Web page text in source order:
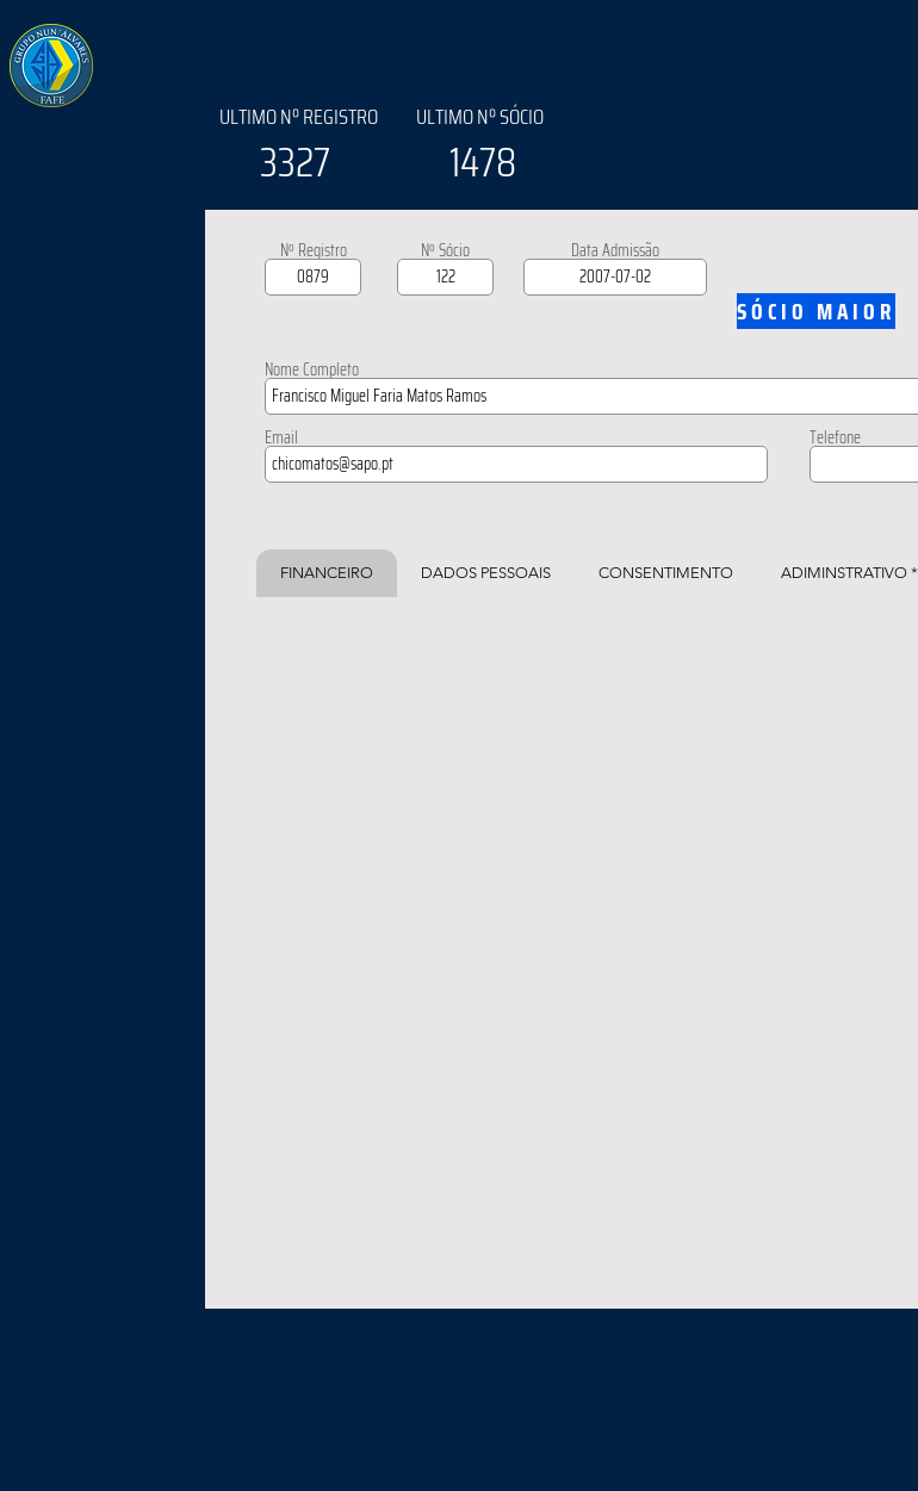
ULTIMO Nº REGISTRO
3327
ULTIMO Nº SÓCIO
1478
Nº Registro Nº Sócio Data Admissão
SÓCIO MAIOR
Nome Completo
Email Telefone
FINANCEIRO DADOS PESSOAIS CONSENTIMENTO ADIMINSTRATIVO *